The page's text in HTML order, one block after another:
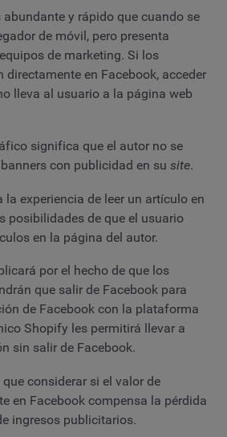
y rápido que cuando se
de móvil, pero presenta
de marketing. Si los
directamente en Facebook, acceder
lleva al usuario a la página web
significa que el autor no se
con publicidad en su site.
la experiencia de leer un artículo en
posibilidades de que el usuario
en la página del autor.
por el hecho de que los
que salir de Facebook para
de Facebook con la plataforma
Shopify les permitirá llevar a
sin salir de Facebook.
considerar si el valor de
en Facebook compensa la pérdida
ingresos publicitarios.